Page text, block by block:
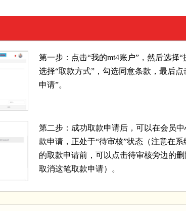
第一步：点击“我的mt4账户”，然后选择“
选择“取款方式”，勾选同意条款，最后点
申请”。
第二步：成功取款申请后，可以在会员中
款申请，正处于“待审核”状态（注意在系
的取款申请前，可以点击待审核旁边的删
取消这笔取款申请）。